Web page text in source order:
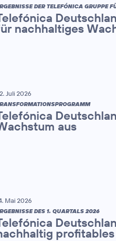
DER TELEFÓNICA GRUPPE
nachhaltiges
Juli 2026
aus
Mai 2026
DES 1. QUARTALS 2026